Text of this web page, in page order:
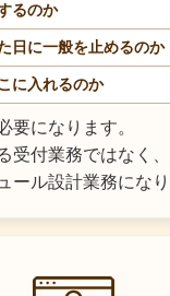
るのか
日に一般を止めるのか
に入れるのか
要になります。
受付業務ではなく
ール設計業務になり